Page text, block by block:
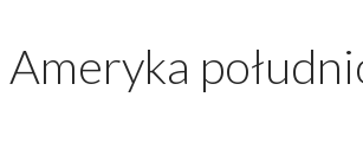
Ameryka